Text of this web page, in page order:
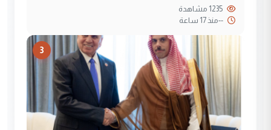
--منذ 17 ساعة
3